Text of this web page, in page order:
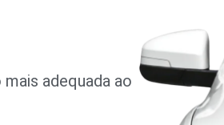
adequada ao